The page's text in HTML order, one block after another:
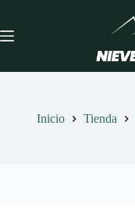
contenido
Inicio Tienda